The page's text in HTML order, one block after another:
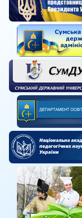
Тренерами
тем
системою
Присутні
способи
стрес.